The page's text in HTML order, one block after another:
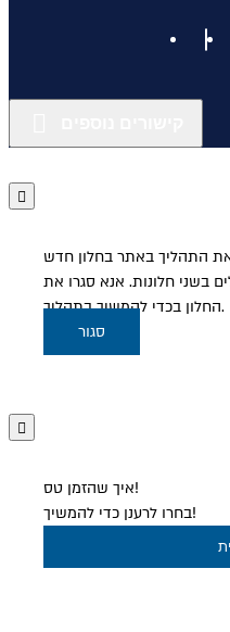
בשני חלונות. אנא סגרו את
החלון בכדי להמשיך בתהליך.
סגור
איך שהזמן טס!
בחרו לרענן כדי להמשיך!